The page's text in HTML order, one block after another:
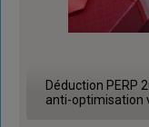
Déduction PERP
anti-optimisation